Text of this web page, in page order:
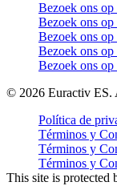
Bezoek ons
Bezoek ons
Bezoek ons op
Bezoek ons op
Bezoek ons
© 2026 Euractiv ES.
Política de
Términos y
Términos y
Términos y
This site is